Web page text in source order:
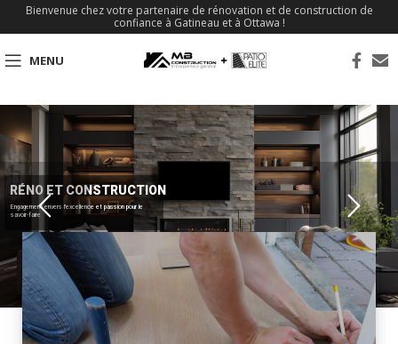
Bienvenue chez votre partenaire de rénovation et de construction de
confiance à Gatineau et à Ottawa !
MENU
Engagement envers l'excellence et passion pour le
savoir-faire
RÉNO ET CONSTRUCTION